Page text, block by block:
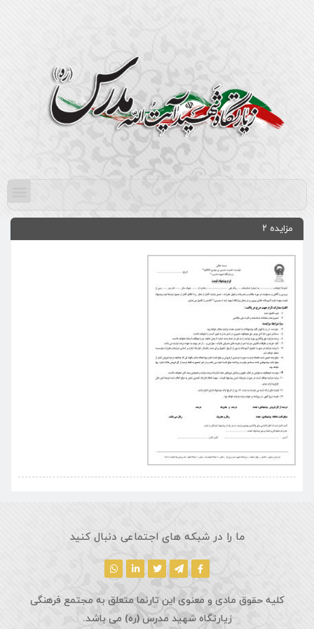
مزایده ۲
ما را در شبکه های اجتماعی دنبال کنید
کلیه حقوق مادی و معنوی این تارنما متعلق به مجتمع فرهنگی
زیارتگاه شهید مدرس (ره) می باشد.